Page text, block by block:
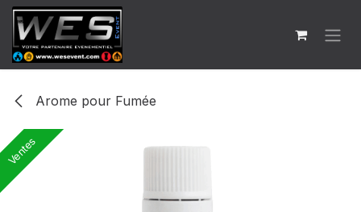
Se rendre au contenu
Arome pour Fumée
Ventes